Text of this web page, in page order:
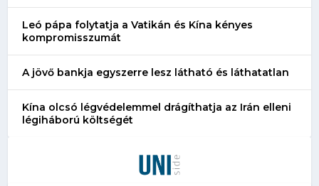
Leó pápa folytatja a Vatikán és Kína kényes
kompromisszumát
A jövő bankja egyszerre lesz látható és láthatatlan
Kína olcsó légvédelemmel drágíthatja az Irán elleni
légiháború költségét